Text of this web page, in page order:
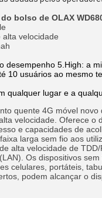
bolso de OLAX
velocidade
desempenho 5.High: a
10 usuários ao mesmo
qualquer lugar e a
quente 4G móvel novo
velocidade. Oferece o
e capacidades de
larga sem fio aos
alta velocidade de
Os dispositivos sem
celulares, portáteis,
podem alcançar o